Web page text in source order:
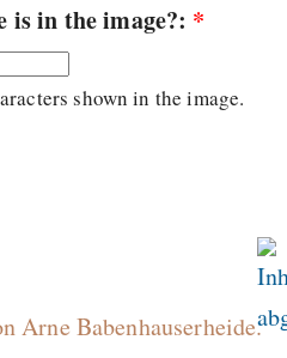
is in the image?: *
shown in the image.
Arne Babenhauserheide.
Steve Jobs, Get
Apple Heart